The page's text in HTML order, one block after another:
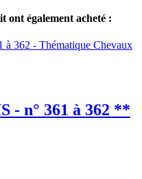
ont également acheté :
- n° 361 à 362 **